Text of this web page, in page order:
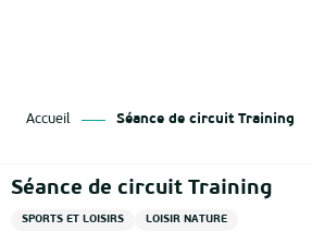
Accueil Séance de circuit Training
Séance de circuit Training
SPORTS ET LOISIRS LOISIR NATURE